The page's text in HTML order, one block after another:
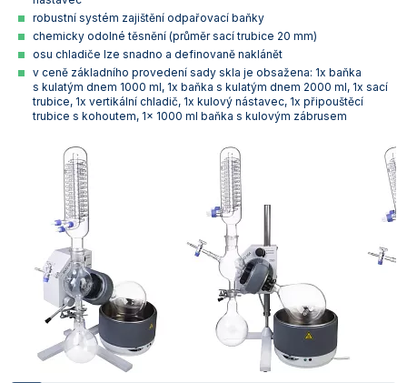
robustní systém zajištění odpařovací baňky
chemicky odolné těsnění (průměr sací trubice 20 mm)
osu chladiče lze snadno a definovaně naklánět
v ceně základního provedení sady skla je obsažena: 1x baňka
s kulatým dnem 1000 ml, 1x baňka s kulatým dnem 2000 ml, 1x sací
trubice, 1x vertikální chladič, 1x kulový nástavec, 1x připouštěcí
trubice s kohoutem, 1x 1000 ml baňka s kulovým zábrusem
Vlastnosti skla a porcelánu
Zkumavky
Zátky a uzávěry
Zkumavky a stojany
Vlastnosti plastů
Teploměry, vlhkoměry a další přístroje pro
měření prostředí (klimatu)
Titrátory
Turbidimetry (měření zákalu)
Vlhkostní analyzátory - váhy sušicí
Viskozimetry